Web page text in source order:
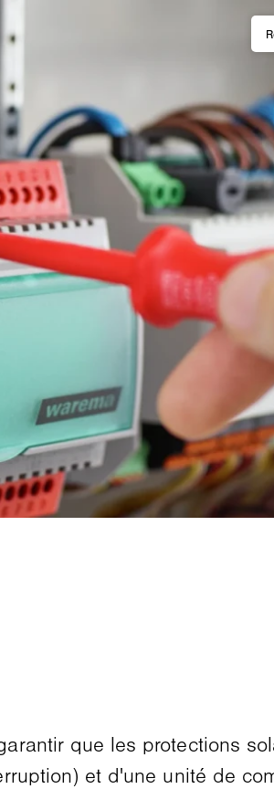
que les protections
et d'une unité de